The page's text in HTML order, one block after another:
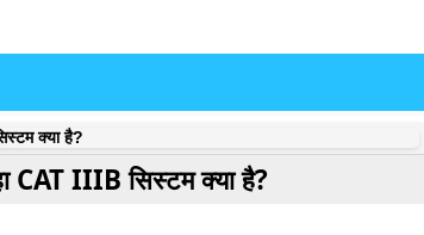
क्या है?
CAT IIIB सिस्टम क्या है?